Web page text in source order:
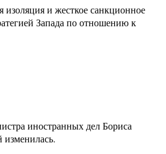
изоляция и жесткое санкционное
Запада по отношению к
иностранных дел Бориса